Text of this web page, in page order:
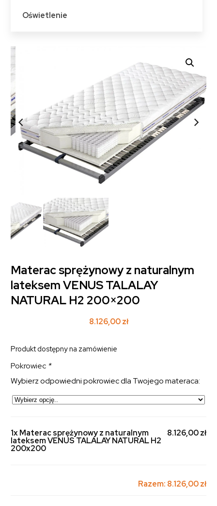
Oświetlenie
Materac sprężynowy z naturalnym
lateksem VENUS TALALAY
NATURAL H2 200×200
8.126,00zł
Produkt dostępny na zamówienie
Pokrowiec *
Wybierz odpowiedni pokrowiec dla Twojego materaca:
1x Materac sprężynowy z naturalnym
lateksem VENUS TALALAY NATURAL H2
200x200
8.126,00 zł
Razem: 8.126,00 zł